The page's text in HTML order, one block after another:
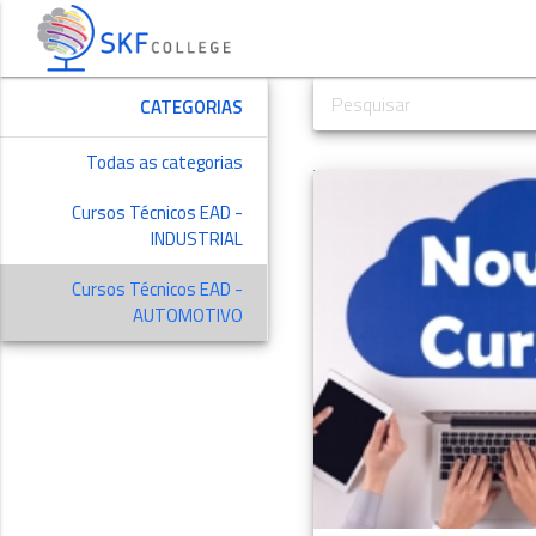
CATEGORIAS
Todas as categorias
Cursos Técnicos EAD -
INDUSTRIAL
Cursos Técnicos EAD -
AUTOMOTIVO